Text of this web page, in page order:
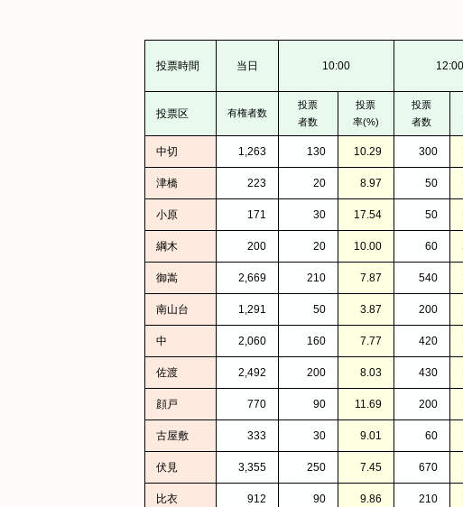
投票時間 当日 10:00 12:00
投票区 有権者数
投票
者数
投票
率(%)
投票
者数
中切 1,263 130 10.29 300
津橋 223 20 8.97 50
小原 171 30 17.54 50
綱木 200 20 10.00 60
御嵩 2,669 210 7.87 540
南山台 1,291 50 3.87 200
中 2,060 160 7.77 420
佐渡 2,492 200 8.03 430
顔戸 770 90 11.69 200
古屋敷 333 30 9.01 60
伏見 3,355 250 7.45 670
比衣 912 90 9.86 210